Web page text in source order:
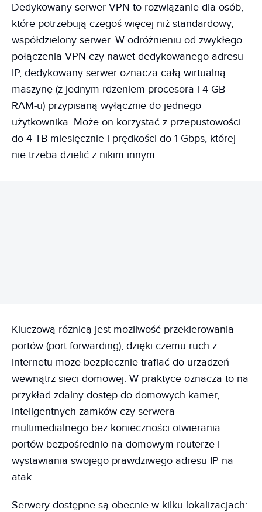
Dedykowany serwer VPN to rozwiązanie dla osób,
które potrzebują czegoś więcej niż standardowy,
współdzielony serwer. W odróżnieniu od zwykłego
połączenia VPN czy nawet dedykowanego adresu
IP, dedykowany serwer oznacza całą wirtualną
maszynę (z jednym rdzeniem procesora i 4 GB
RAM-u) przypisaną wyłącznie do jednego
użytkownika. Może on korzystać z przepustowości
do 4 TB miesięcznie i prędkości do 1 Gbps, której
nie trzeba dzielić z nikim innym.
Kluczową różnicą jest możliwość przekierowania
portów (port forwarding), dzięki czemu ruch z
internetu może bezpiecznie trafiać do urządzeń
wewnątrz sieci domowej. W praktyce oznacza to na
przykład zdalny dostęp do domowych kamer,
inteligentnych zamków czy serwera
multimedialnego bez konieczności otwierania
portów bezpośrednio na domowym routerze i
wystawiania swojego prawdziwego adresu IP na
atak.
Serwery dostępne są obecnie w kilku lokalizacjach: